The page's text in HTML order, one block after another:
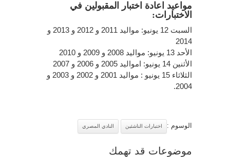
مواعيد اعادة اختبار المقبولين في
الاختبارات:
السبت 12 يونيو: مواليد 2011 و 2012 و 2013 و
2014
الأحد 13 يونيو: مواليد 2008 و 2009 و 2010
الأثنين 14 يونيو: امواليد 2005 و 2006 و 2007
الثلاثاء 15 يونيو : مواليد 2001 و 2002 و 2003 و
2004.
الوسوم : اختبارات الناشئين النادي المصري
موضوعات قد تهمك